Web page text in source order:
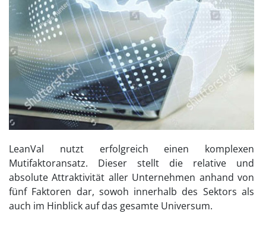
LeanVal nutzt erfolgreich einen komplexen
Mutifaktoransatz. Dieser stellt die relative und
absolute Attraktivität aller Unternehmen anhand von
fünf Faktoren dar, sowoh innerhalb des Sektors als
auch im Hinblick auf das gesamte Universum.